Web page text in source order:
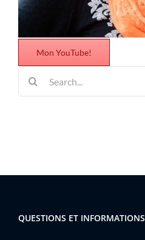
Mon YouTube!
QUESTIONS ET INFORMATIONS